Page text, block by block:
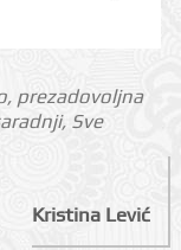
prezadovoljna
Sve
Kristina Lević